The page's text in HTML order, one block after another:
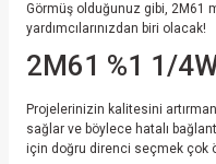
Görmüş olduğunuz gibi, 2M61
yardımcılarınızdan biri olacak!
2M61 %1 1/
Projelerinizin kalitesini
sağlar ve böylece hatalı
için doğru direnci seçmek çok